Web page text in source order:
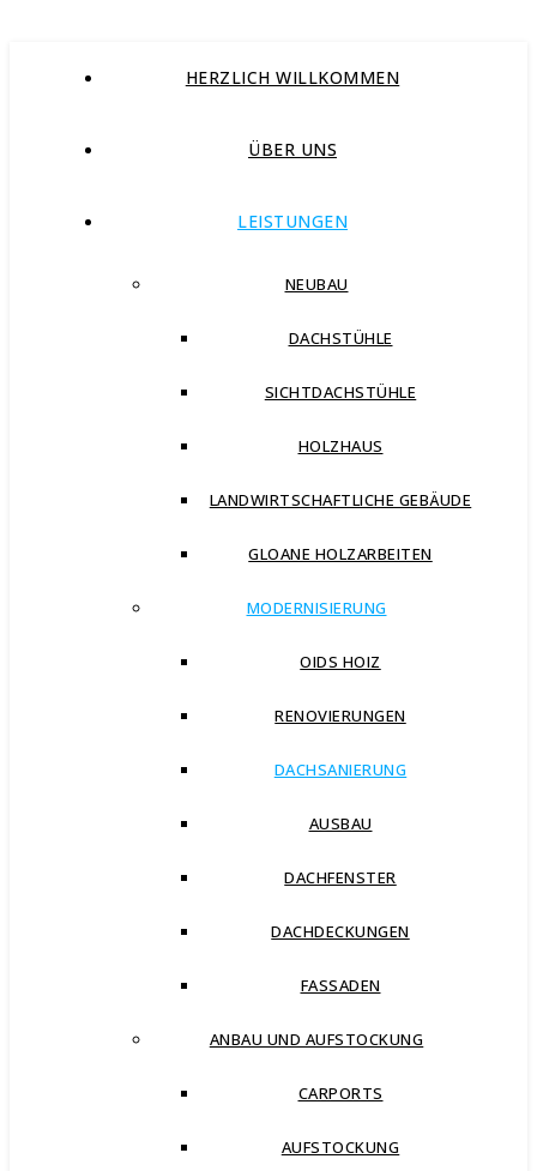
HERZLICH WILLKOMMEN
ÜBER UNS
LEISTUNGEN
NEUBAU
DACHSTÜHLE
SICHTDACHSTÜHLE
HOLZHAUS
LANDWIRTSCHAFTLICHE GEBÄUDE
GLOANE HOLZARBEITEN
MODERNISIERUNG
OIDS HOIZ
RENOVIERUNGEN
DACHSANIERUNG
AUSBAU
DACHFENSTER
DACHDECKUNGEN
FASSADEN
ANBAU UND AUFSTOCKUNG
CARPORTS
AUFSTOCKUNG